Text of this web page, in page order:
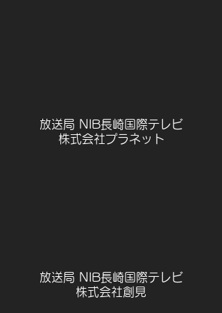
放送局 NIB長崎国際テレビ
株式会社プラネット
放送局 NIB長崎国際テレビ
株式会社創見